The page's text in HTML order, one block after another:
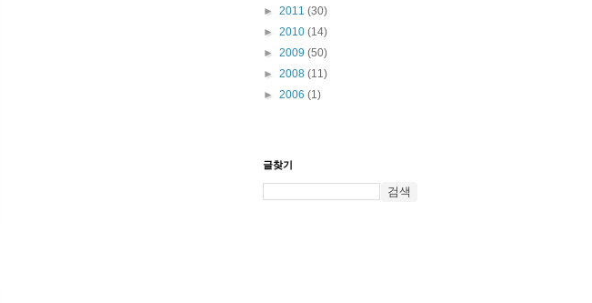
► 2011 (30)
► 2010 (14)
► 2009 (50)
► 2008 (11)
► 2006 (1)
글찾기